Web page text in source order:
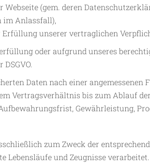
(gem. deren
im Anlassfall),
unserer vertraglichen
oder aufgrund unseres
Daten nach einer angemessenen
Vertragsverhältnis bis zum Ablauf
Gewährleistung,
zum Zweck der
Lebensläufe und Zeugnisse verarbeitet.